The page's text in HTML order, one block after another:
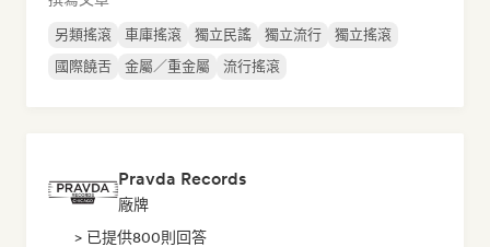
另類搖滾 車庫搖滾 獨立民謠 獨立流行
獨立搖滾
國際饒舌
金屬／重金屬 流行搖滾
Pravda Records
廠牌
> 已提供800則回答